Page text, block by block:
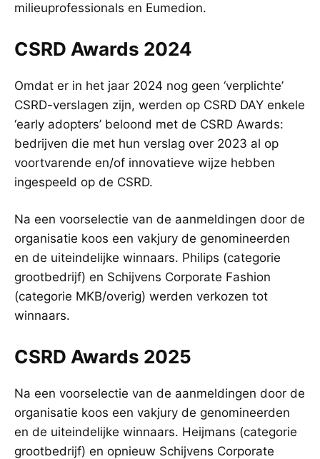
milieuprofessionals en Eumedion.
CSRD Awards 2024
Omdat er in het jaar 2024 nog geen ‘verplichte’
CSRD-verslagen zijn, werden op CSRD DAY enkele
‘early adopters’ beloond met de CSRD Awards:
bedrijven die met hun verslag over 2023 al op
voortvarende en/of innovatieve wijze hebben
ingespeeld op de CSRD.
Na een voorselectie van de aanmeldingen door de
organisatie koos een vakjury de genomineerden
en de uiteindelijke winnaars. Philips (categorie
grootbedrijf) en Schijvens Corporate Fashion
(categorie MKB/overig) werden verkozen tot
winnaars.
CSRD Awards 2025
Na een voorselectie van de aanmeldingen door de
organisatie koos een vakjury de genomineerden
en de uiteindelijke winnaars. Heijmans (categorie
grootbedrijf) en opnieuw Schijvens Corporate